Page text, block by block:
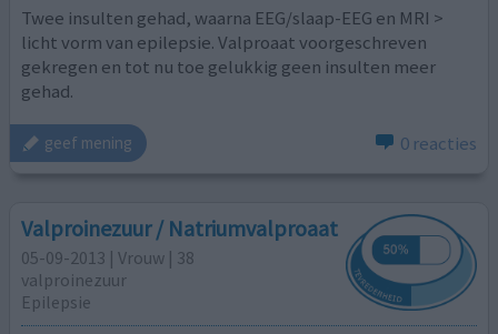
Twee insulten gehad, waarna EEG/slaap-EEG en MRI >
licht vorm van epilepsie. Valproaat voorgeschreven
gekregen en tot nu toe gelukkig geen insulten meer
gehad.
geef mening 0 reacties
Valproinezuur / Natriumvalproaat
05-09-2013 | Vrouw | 38
valproinezuur
Epilepsie